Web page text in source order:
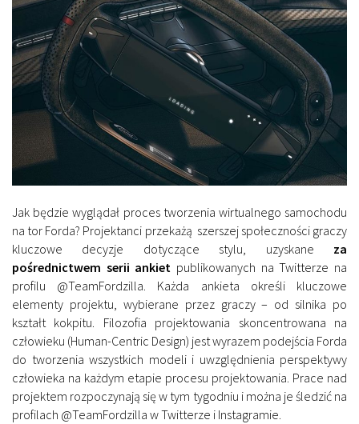
Jak będzie wyglądał proces tworzenia wirtualnego samochodu
na tor Forda? Projektanci przekażą szerszej społeczności graczy
kluczowe decyzje dotyczące stylu, uzyskane za
pośrednictwem serii ankiet publikowanych na Twitterze na
profilu @TeamFordzilla. Każda ankieta określi kluczowe
elementy projektu, wybierane przez graczy – od silnika po
kształt kokpitu. Filozofia projektowania skoncentrowana na
człowieku (Human-Centric Design) jest wyrazem podejścia Forda
do tworzenia wszystkich modeli i uwzględnienia perspektywy
człowieka na każdym etapie procesu projektowania. Prace nad
projektem rozpoczynają się w tym tygodniu i można je śledzić na
profilach @TeamFordzilla w Twitterze i Instagramie.